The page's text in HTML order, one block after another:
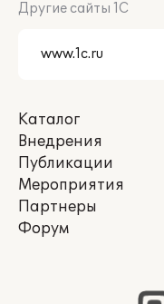
Другие сайты 1С
Каталог
Внедрения
Публикации
Мероприятия
Партнеры
Форум